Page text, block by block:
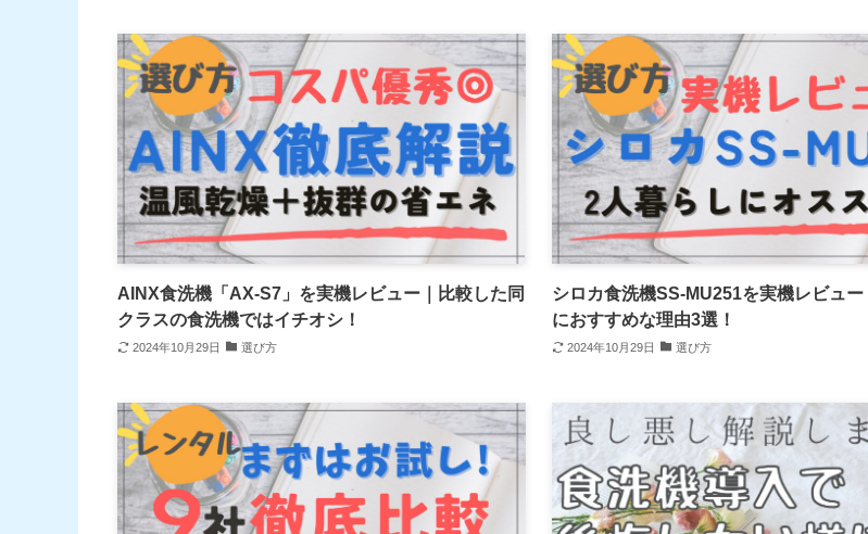
AINX食洗機「AX-S7」を実機レビュー｜比較した同
クラスの食洗機ではイチオシ！
2024年10月29日 選び方
シロカ食洗機SS-MU251を実機レビュー
におすすめな理由3選！
2024年10月29日 選び方